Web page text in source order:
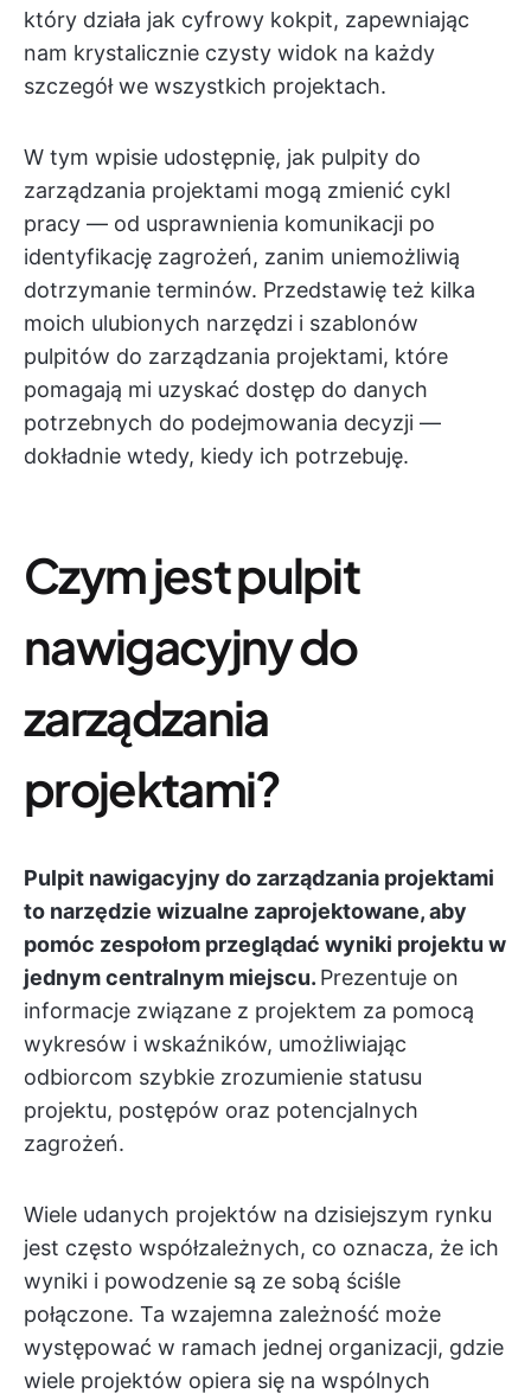
który działa jak cyfrowy kokpit, zapewniając
nam krystalicznie czysty widok na każdy
szczegół we wszystkich projektach.
W tym wpisie udostępnię, jak pulpity do
zarządzania projektami mogą zmienić cykl
pracy — od usprawnienia komunikacji po
identyfikację zagrożeń, zanim uniemożliwią
dotrzymanie terminów. Przedstawię też kilka
moich ulubionych narzędzi i szablonów
pulpitów do zarządzania projektami, które
pomagają mi uzyskać dostęp do danych
potrzebnych do podejmowania decyzji —
dokładnie wtedy, kiedy ich potrzebuję.
Czym jest pulpit
nawigacyjny do
zarządzania
projektami?
Pulpit nawigacyjny do zarządzania projektami
to narzędzie wizualne zaprojektowane, aby
pomóc zespołom przeglądać wyniki projektu w
jednym centralnym miejscu. Prezentuje on
informacje związane z projektem za pomocą
wykresów i wskaźników, umożliwiając
odbiorcom szybkie zrozumienie statusu
projektu, postępów oraz potencjalnych
zagrożeń.
Wiele udanych projektów na dzisiejszym rynku
jest często współzależnych, co oznacza, że ich
wyniki i powodzenie są ze sobą ściśle
połączone. Ta wzajemna zależność może
występować w ramach jednej organizacji, gdzie
wiele projektów opiera się na wspólnych